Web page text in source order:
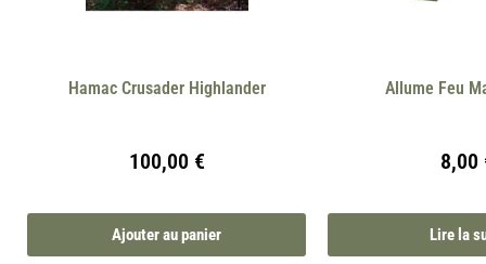
Hamac Crusader Highlander
100,00 €
Ajouter au panier
Allume Feu
8,00
Lire la